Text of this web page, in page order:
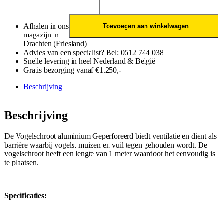
Toevoegen aan winkelwagen
Afhalen in ons
magazijn in
Drachten (Friesland)
Advies van een specialist? Bel: 0512 744 038
Snelle levering in heel Nederland & België
Gratis bezorging vanaf €1.250,-
Beschrijving
Beschrijving
De Vogelschroot aluminium Geperforeerd biedt ventilatie en dient als
barrière waarbij vogels, muizen en vuil tegen gehouden wordt. De
vogelschroot heeft een lengte van 1 meter waardoor het eenvoudig is
te plaatsen.
Specificaties: